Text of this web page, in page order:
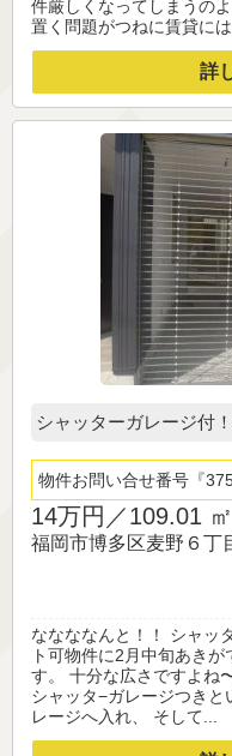
件厳しくなってしまうの
置く問題がつねに賃貸には
詳
シャッターガレージ付
物件お問い合せ番号
14万円／109.01 ㎡
福岡市博多区麦野６丁
ななななんと！！ シャッ
ト可物件に2月中旬あき
す。 十分な広さですよね
シャッタ−ガレージつき
レージへ入れ、 そして...